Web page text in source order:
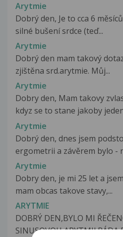
Arytmie
Dobrý den, Je to cca 6
silné bušení srdce (teď...
Arytmie
Dobrý den mam takový
zjištěna srd.arytmie. Můj...
Arytmie
Dobry den, Mam takovy
kdyz se to stane jakoby
Arytmie
Dobrý den, dnes jsem
ergometrii a závěrem bylo -
Arytmie
Dobry den, je mi 25 let a
mam obcas takove stavy,...
ARYTMIE
DOBRÝ DEN,BYLO MI
SINUSOVOU ARYTMII.RÁDA